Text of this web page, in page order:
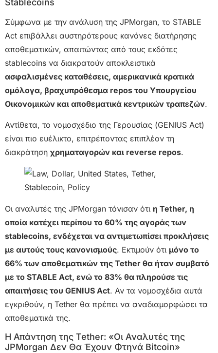
Stablecoins
Σύμφωνα με την ανάλυση της JPMorgan, το STABLE
Act επιβάλλει αυστηρότερους κανόνες διατήρησης
αποθεματικών, απαιτώντας από τους εκδότες
stablecoins να διακρατούν αποκλειστικά
ασφαλισμένες καταθέσεις, αμερικανικά κρατικά
ομόλογα, βραχυπρόθεσμα repos του Υπουργείου
Οικονομικών και αποθεματικά κεντρικών τραπεζών.
Αντίθετα, το νομοσχέδιο της Γερουσίας (GENIUS Act)
είναι πιο ευέλικτο, επιτρέποντας επιπλέον τη
διακράτηση χρηματαγορών και reverse repos.
Οι αναλυτές της JPMorgan τόνισαν ότι η Tether, η
οποία κατέχει περίπου το 60% της αγοράς των
stablecoins, ενδέχεται να αντιμετωπίσει προκλήσεις
με αυτούς τους κανονισμούς. Εκτιμούν ότι μόνο το
66% των αποθεματικών της Tether θα ήταν συμβατό
με το STABLE Act, ενώ το 83% θα πληρούσε τις
απαιτήσεις του GENIUS Act. Αν τα νομοσχέδια αυτά
εγκριθούν, η Tether θα πρέπει να αναδιαμορφώσει τα
αποθεματικά της.
Η Απάντηση της Tether: «Οι Αναλυτές της
JPMorgan Δεν Θα Έχουν Φτηνά Bitcoin»